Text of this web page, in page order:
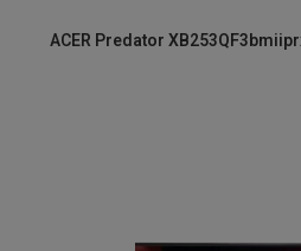
ACER Predator